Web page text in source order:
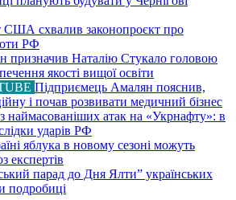
США схвалив законопроєкт про
РФ
призначив Наталію Стукало головою
якості вищої освіти
Підприємець Амалян пояснив,
і почав розвивати медичний бізнес
наймасованіших атак на «Укрнафту»: в
ударів РФ
яблука в новому сезоні можуть
експертів
парад до Дня Ялти” українських
подробиці